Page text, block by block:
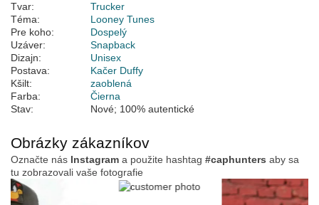
Tvar:
Trucker
Téma:
Looney Tunes
Pre koho:
Dospelý
Uzáver:
Snapback
Dizajn:
Unisex
Postava:
Kačer Duffy
Kšilt:
zaoblená
Farba:
Čierna
Stav:
Nové; 100% autentické
Obrázky zákazníkov
Označte nás Instagram a použite hashtag #caphunters aby sa
tu zobrazovali vaše fotografie